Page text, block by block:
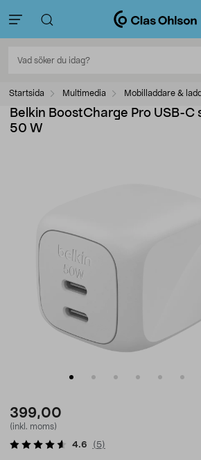
Startsida Multimedia Mobilladdare &
Belkin BoostCharge Pro USB-C
50 W
399,00
(inkl. moms)
4.6 ( 5)